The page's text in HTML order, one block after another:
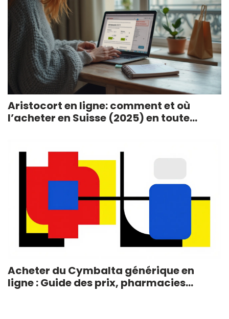
Aristocort en ligne: comment et où
l’acheter en Suisse (2025) en toute
Acheter du Cymbalta générique en
ligne : Guide des prix, pharmacies